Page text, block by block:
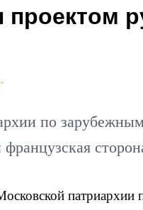
по